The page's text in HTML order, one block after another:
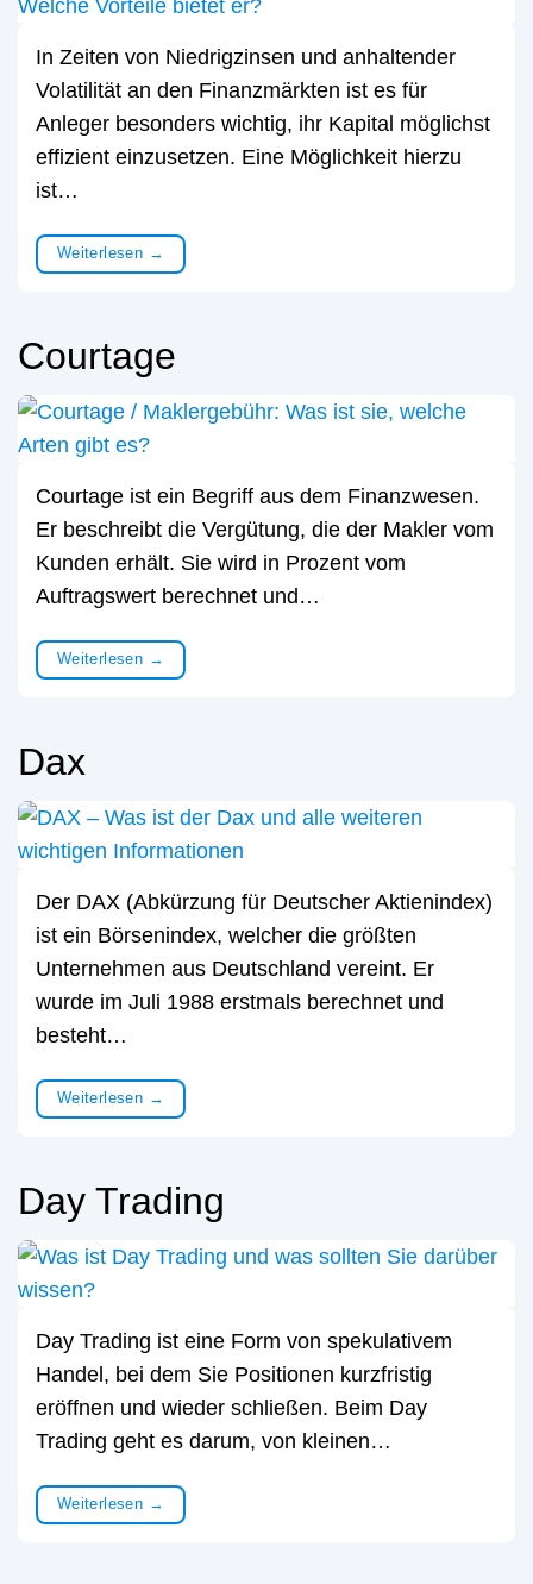
In Zeiten von Niedrigzinsen und anhaltender
Volatilität an den Finanzmärkten ist es für
Anleger besonders wichtig, ihr Kapital möglichst
effizient einzusetzen. Eine Möglichkeit hierzu
ist…
Weiterlesen →
Courtage
Courtage ist ein Begriff aus dem Finanzwesen.
Er beschreibt die Vergütung, die der Makler vom
Kunden erhält. Sie wird in Prozent vom
Auftragswert berechnet und…
Weiterlesen →
Dax
Der DAX (Abkürzung für Deutscher Aktienindex)
ist ein Börsenindex, welcher die größten
Unternehmen aus Deutschland vereint. Er
wurde im Juli 1988 erstmals berechnet und
besteht…
Weiterlesen →
Day Trading
Day Trading ist eine Form von spekulativem
Handel, bei dem Sie Positionen kurzfristig
eröffnen und wieder schließen. Beim Day
Trading geht es darum, von kleinen…
Weiterlesen →